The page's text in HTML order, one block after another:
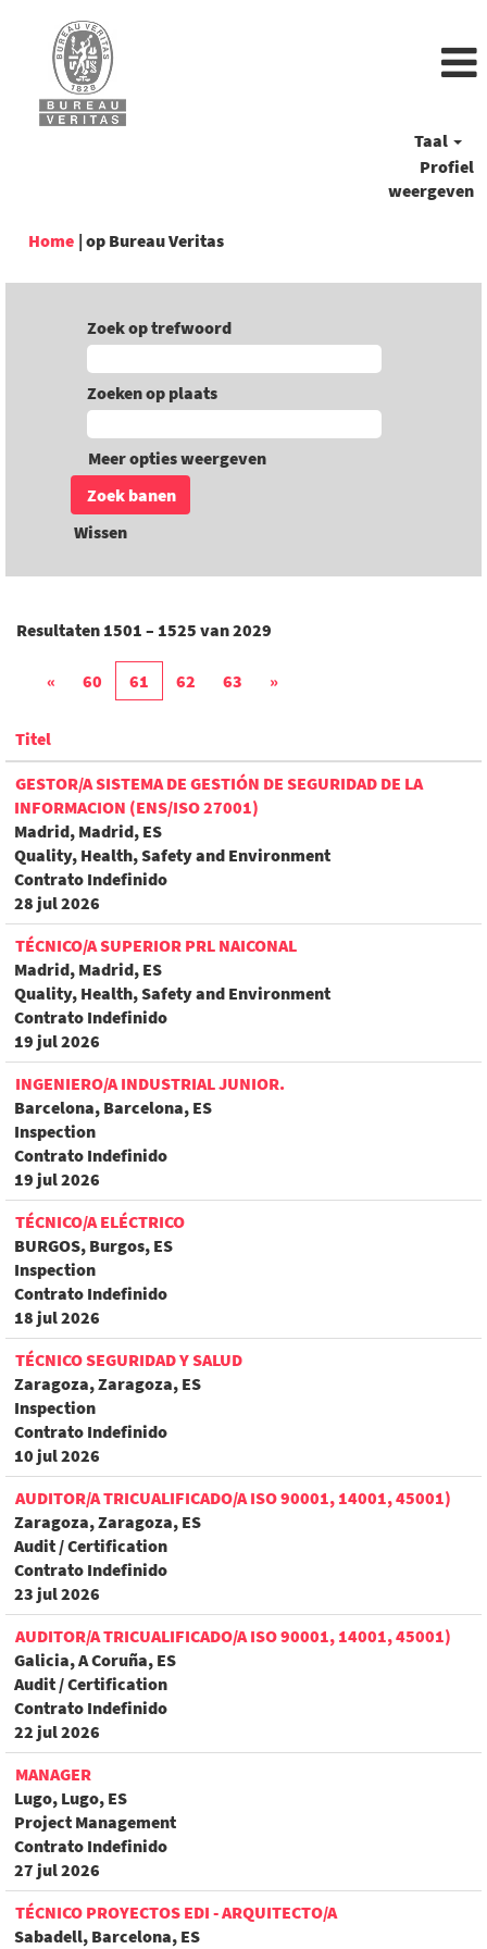
Taal
Profiel
weergeven
Home | op Bureau Veritas(huidige
Zoek op trefwoord
Zoeken op plaats
Meer opties weergeven
Wissen
Resultaten 1501 – 1525 van2029
« 60 61 62 63 »
Titel
GESTOR/A SISTEMA DE GESTIÓN DE SEGURIDAD DE LA
INFORMACION (ENS/ISO 27001)
Madrid, Madrid, ES
Quality, Health, Safety and Environment
Contrato Indefinido
28 jul 2026
TÉCNICO/A SUPERIOR PRL NAICONAL
Madrid, Madrid, ES
Quality, Health, Safety and Environment
Contrato Indefinido
19 jul 2026
INGENIERO/A INDUSTRIAL JUNIOR.
Barcelona, Barcelona, ES
Inspection
Contrato Indefinido
19 jul 2026
TÉCNICO/A ELÉCTRICO
BURGOS, Burgos, ES
Inspection
Contrato Indefinido
18 jul 2026
TÉCNICO SEGURIDAD Y SALUD
Zaragoza, Zaragoza, ES
Inspection
Contrato Indefinido
10 jul 2026
AUDITOR/A TRICUALIFICADO/A ISO 90001, 14001, 45001)
Zaragoza, Zaragoza, ES
Audit / Certification
Contrato Indefinido
23 jul 2026
AUDITOR/A TRICUALIFICADO/A ISO 90001, 14001, 45001)
Galicia, A Coruña, ES
Audit / Certification
Contrato Indefinido
22 jul 2026
MANAGER
Lugo, Lugo, ES
Project Management
Contrato Indefinido
27 jul 2026
TÉCNICO PROYECTOS EDI - ARQUITECTO/A
Sabadell, Barcelona, ES